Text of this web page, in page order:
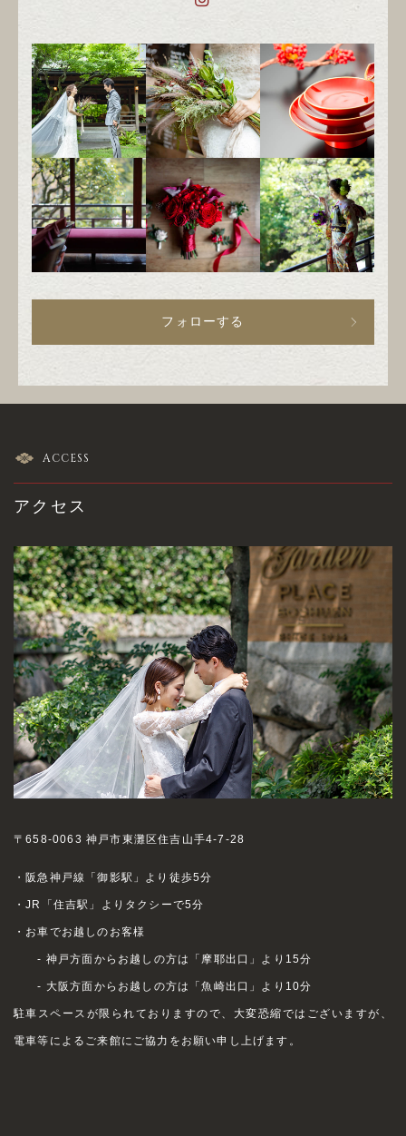
フォローする
ACCESS
アクセス
〒658-0063 神戸市東灘区住吉山手4-7-28
・阪急神戸線「御影駅」より徒歩5分
・JR「住吉駅」よりタクシーで5分
・お車でお越しのお客様
- 神戸方面からお越しの方は「摩耶出口」より15分
- 大阪方面からお越しの方は「魚崎出口」より10分
駐車スペースが限られておりますので、大変恐縮ではございますが、
電車等によるご来館にご協力をお願い申し上げます。